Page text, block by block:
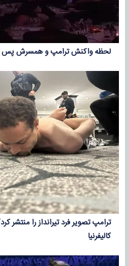
لحظه واکنش ترامپ و همسرش پس
کالیفرنیا